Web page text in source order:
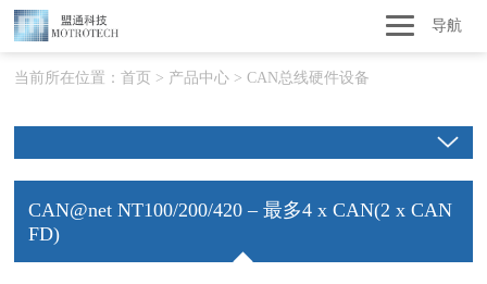
导航
当前所在位置：首页 > 产品中心 >CAN总线硬件设备
CAN@net NT100/200/420 – 最多4 x CAN(2 x CAN
FD)